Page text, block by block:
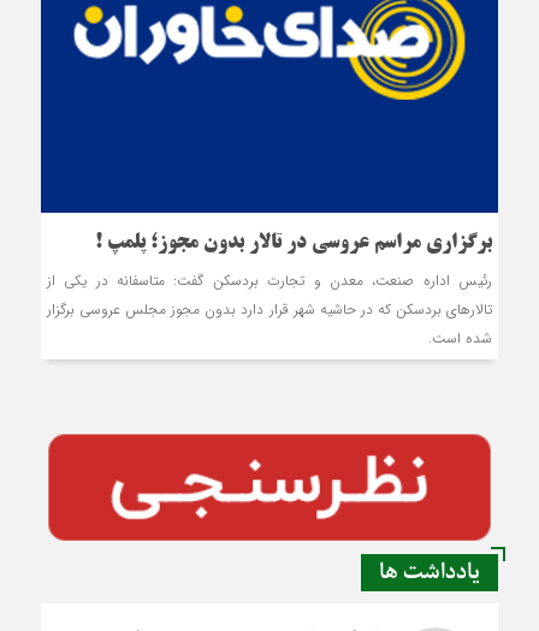
برگزاري مراسم عروسي در تالار بدون مجوز؛ پلمپ !
رئيس اداره صنعت، معدن و تجارت بردسکن گفت: متاسفانه در يکي از
تالارهاي بردسکن که در حاشيه شهر قرار دارد بدون مجوز مجلس عروسي برگزار
شده است.
یادداشت ها